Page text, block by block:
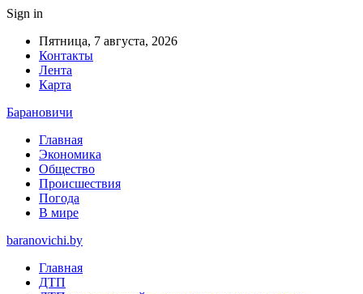
Sign in
Пятница, 7 августа, 2026
Контакты
Лента
Карта
Барановичи
Главная
Экономика
Общество
Происшествия
Погода
В мире
baranovichi.by
Главная
ДТП